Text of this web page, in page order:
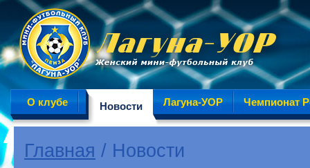
О клубе Новости Лагуна-УОР Чемпионат
Главная / Новости